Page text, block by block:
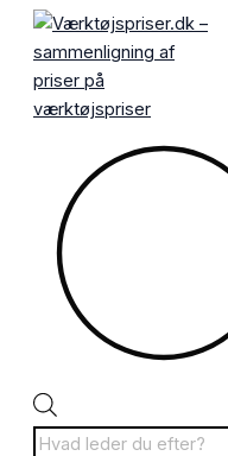
indholdet
Products